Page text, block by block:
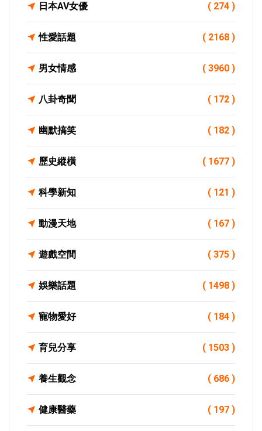
日本AV女優 ( 274 )
性愛話題 ( 2168 )
男女情感 ( 3960 )
八卦奇聞 ( 172 )
幽默搞笑 ( 182 )
歷史縱橫 ( 1677 )
科學新知 ( 121 )
動漫天地 ( 167 )
遊戲空間 ( 375 )
娛樂話題 ( 1498 )
寵物愛好 ( 184 )
育兒分享 ( 1503 )
養生觀念 ( 686 )
健康醫藥 ( 197 )